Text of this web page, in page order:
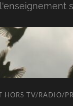
HORS TV/RADIO/